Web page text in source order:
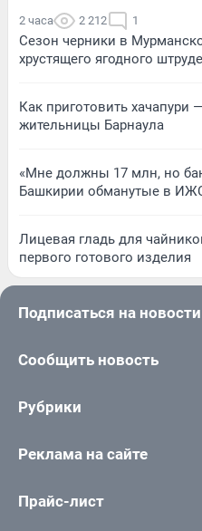
2 часа 2 212 1
Сезон черники в
хрустящего ягодного
Как приготовить хачапури
жительницы Барнаула
«Мне должны 17 млн, но
Башкирии обманутые в
Лицевая гладь для
первого готового изделия
Подписаться на новости
Сообщить новость
Рубрики
Реклама на сайте
Прайс-лист